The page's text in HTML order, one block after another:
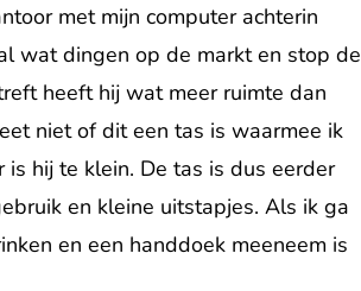
met mijn computer achterin
wat dingen op de markt en stop de
heeft hij wat meer ruimte dan
niet of dit een tas is waarmee ik
is hij te klein. De tas is dus eerder
en kleine uitstapjes. Als ik ga
en een handdoek meeneem is